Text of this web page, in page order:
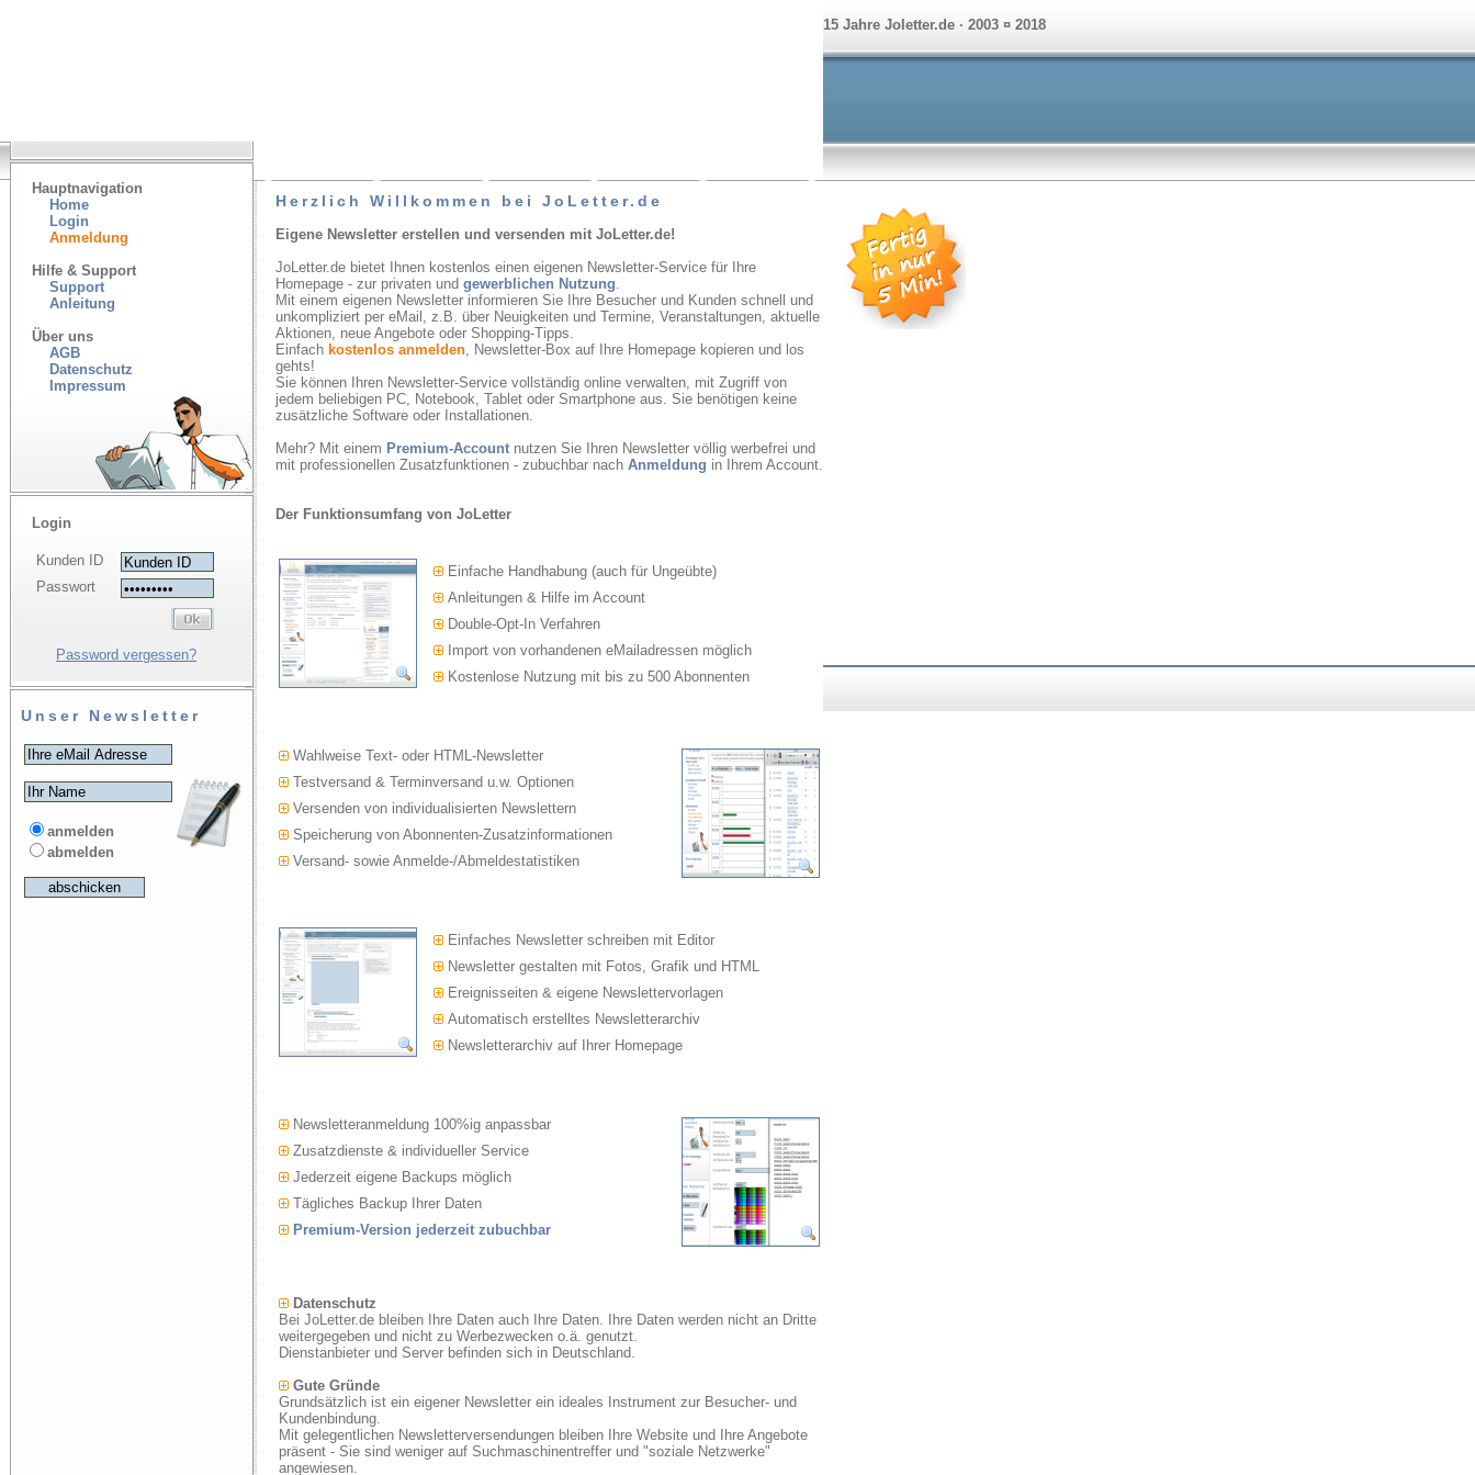
15 Jahre Joletter.de · 2003 ¤ 2018
Hauptnavigation
Home
Login
Anmeldung
Hilfe & Support
Support
Anleitung
Über uns
AGB
Datenschutz
Impressum
Login
Kunden ID
Passwort
Password vergessen?
Unser Newsletter
anmelden
abmelden
Herzlich Willkommen bei JoLetter.de
Eigene Newsletter erstellen und versenden mit JoLetter.de!
JoLetter.de bietet Ihnen kostenlos einen eigenen Newsletter-Service für Ihre
Homepage - zur privaten und gewerblichen Nutzung.
Mit einem eigenen Newsletter informieren Sie Ihre Besucher und Kunden schnell und
unkompliziert per eMail, z.B. über Neuigkeiten und Termine, Veranstaltungen, aktuelle
Aktionen, neue Angebote oder Shopping-Tipps.
Einfach kostenlos anmelden, Newsletter-Box auf Ihre Homepage kopieren und los
gehts!
Sie können Ihren Newsletter-Service vollständig online verwalten, mit Zugriff von
jedem beliebigen PC, Notebook, Tablet oder Smartphone aus. Sie benötigen keine
zusätzliche Software oder Installationen.
Mehr? Mit einem Premium-Account nutzen Sie Ihren Newsletter völlig werbefrei und
mit professionellen Zusatzfunktionen - zubuchbar nach Anmeldung in Ihrem Account.
Der Funktionsumfang von JoLetter
Einfache Handhabung (auch für Ungeübte)
Anleitungen & Hilfe im Account
Double-Opt-In Verfahren
Import von vorhandenen eMailadressen möglich
Kostenlose Nutzung mit bis zu 500 Abonnenten
Wahlweise Text- oder HTML-Newsletter
Testversand & Terminversand u.w. Optionen
Versenden von individualisierten Newslettern
Speicherung von Abonnenten-Zusatzinformationen
Versand- sowie Anmelde-/Abmeldestatistiken
Einfaches Newsletter schreiben mit Editor
Newsletter gestalten mit Fotos, Grafik und HTML
Ereignisseiten & eigene Newslettervorlagen
Automatisch erstelltes Newsletterarchiv
Newsletterarchiv auf Ihrer Homepage
Newsletteranmeldung 100%ig anpassbar
Zusatzdienste & individueller Service
Jederzeit eigene Backups möglich
Tägliches Backup Ihrer Daten
Premium-Version jederzeit zubuchbar
Datenschutz
Bei JoLetter.de bleiben Ihre Daten auch Ihre Daten. Ihre Daten werden nicht an Dritte
weitergegeben und nicht zu Werbezwecken o.ä. genutzt.
Dienstanbieter und Server befinden sich in Deutschland.
Gute Gründe
Grundsätzlich ist ein eigener Newsletter ein ideales Instrument zur Besucher- und
Kundenbindung.
Mit gelegentlichen Newsletterversendungen bleiben Ihre Website und Ihre Angebote
präsent - Sie sind weniger auf Suchmaschinentreffer und "soziale Netzwerke"
angewiesen.